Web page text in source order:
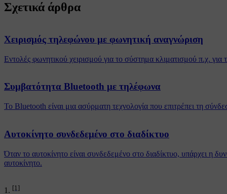
[1]
Σχετικά άρθρα
Χειρισμός τηλεφώνου με φωνητική αναγνώριση
Εντολές φωνητικού χειρισμού για το σύστημα κλιματισμού π.χ.
Συμβατότητα Bluetooth με τηλέφωνα
Το Bluetooth είναι μια ασύρματη τεχνολογία που επιτρέπει τη
Αυτοκίνητο συνδεδεμένο στο διαδίκτυο
Όταν το αυτοκίνητο είναι συνδεδεμένο στο διαδίκτυο, υπάρχει η
αυτοκίνητο.